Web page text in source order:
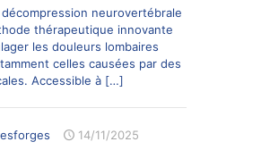
décompression neurovertébrale
thérapeutique innovante
les douleurs lombaires
celles causées par des
Accessible à […]
14/11/2025